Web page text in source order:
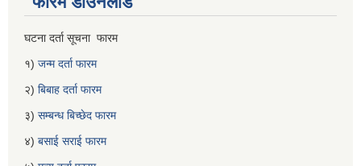
घटना दर्ता सूचना फारम
१) जन्म दर्ता फारम
२) बिबाह दर्ता फारम
३) सम्बन्ध बिच्छेद फारम
४) बसाई सराई फारम